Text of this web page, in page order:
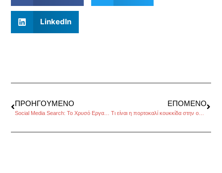
LinkedIn
ΠΡΟΗΓΟΎΜΕΝΟ ΕΠΌΜΕΝΟ
Τι είναι η πορτοκαλί κουκκίδα στην οθόνη του iPhone